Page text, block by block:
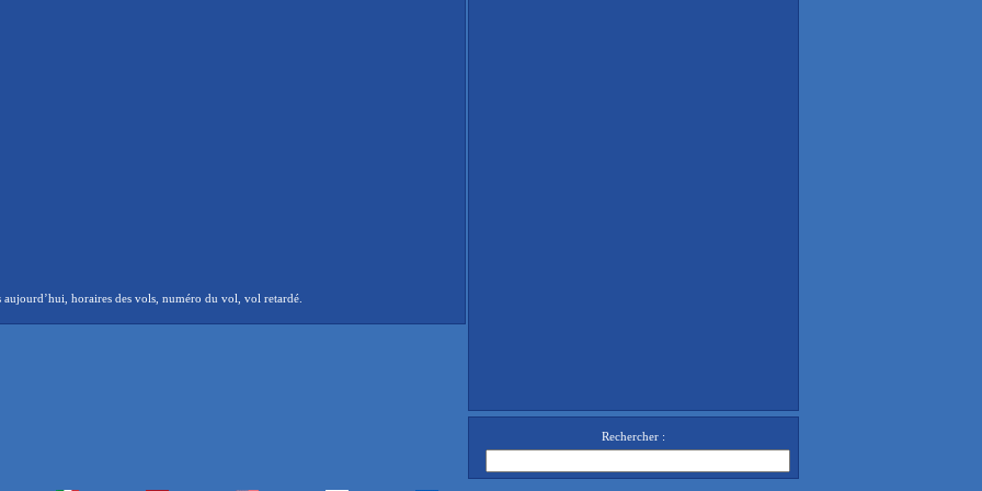
horaires des vols, numéro du vol, vol retardé.
Rechercher :